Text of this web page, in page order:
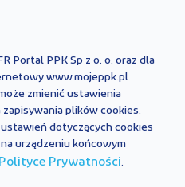
Portal PPK sp. z o.o., spółkę
ich zamieszczenia. Treści te
prawa i każdorazowo
stosowane z uwzględnieniem
prawa. Treści te nie stanowią
ani oficjalnej interpretacji
przepisów prawa.
odpowiedzialności z tytułu
lub pozostających w
Portal PPK Sp z o. o. oraz dla
www.mojeppk.pl
zmienić ustawienia
plików cookies.
dotyczących cookies
urządzeniu końcowym
Polityce Prywatności.